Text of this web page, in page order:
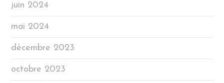
juin 2024
mai 2024
décembre 2023
octobre 2023